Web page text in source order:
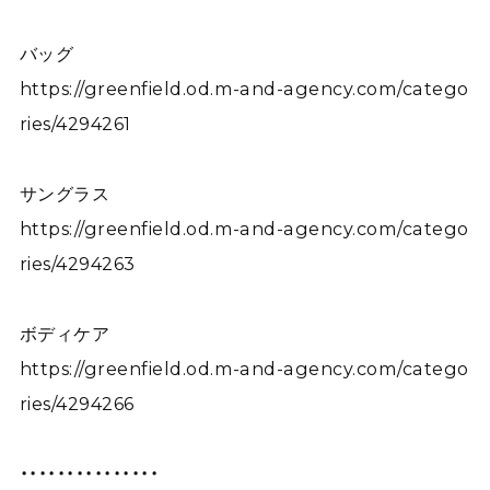
バッグ
https://greenfield.od.m-and-agency.com/catego
ries/4294261
サングラス
https://greenfield.od.m-and-agency.com/catego
ries/4294263
ボディケア
https://greenfield.od.m-and-agency.com/catego
ries/4294266
・・・・・・・・・・・・・・・